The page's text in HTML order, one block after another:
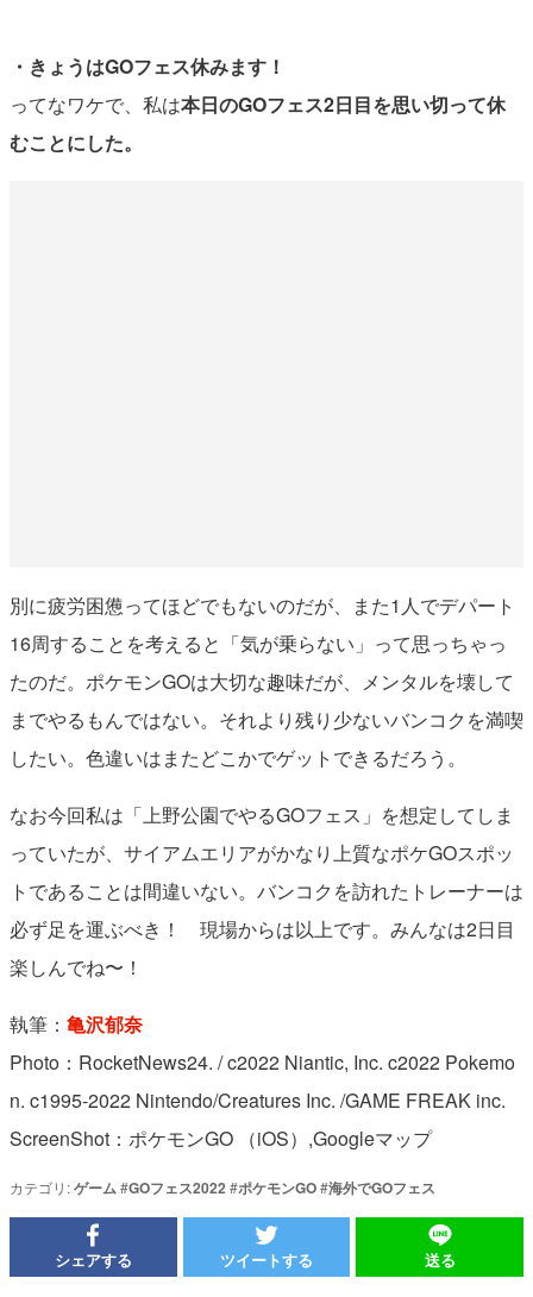
・きょうはGOフェス休みます！
ってなワケで、私は本日のGOフェス2日目を思い切って休
むことにした。
別に疲労困憊ってほどでもないのだが、また1人でデパート
16周することを考えると「気が乗らない」って思っちゃっ
たのだ。ポケモンGOは大切な趣味だが、メンタルを壊して
までやるもんではない。それより残り少ないバンコクを満喫
したい。色違いはまたどこかでゲットできるだろう。
なお今回私は「上野公園でやるGOフェス」を想定してしま
っていたが、サイアムエリアがかなり上質なポケGOスポッ
トであることは間違いない。バンコクを訪れたトレーナーは
必ず足を運ぶべき！ 現場からは以上です。みんなは2日目
楽しんでね〜！
執筆： 亀沢郁奈
Photo：RocketNews24. / c2022 Niantic, Inc. c2022 Pokemo
n. c1995-2022 Nintendo/Creatures Inc. /GAME FREAK inc.
ScreenShot：ポケモンGO （iOS）,Googleマップ
カテゴリ:ゲーム #GOフェス2022 #ポケモンGO#海外でGOフェス
シェアする ツイートする 送る